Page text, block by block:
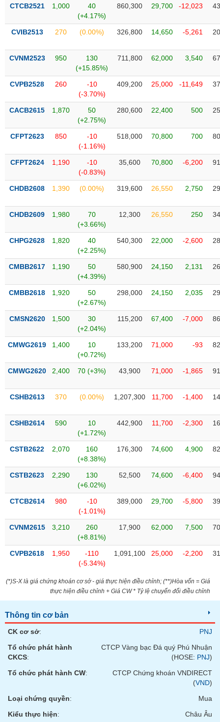
phiếu
chi
Tổng
Giao
Tài
Phân
kỹ
Hồ
doanh
nghiệp
Tin
tức
kiện
liệu
Tâm
lý
CTCB2521 1,000
40
(+4.17%)
860,300 29,700 -12,023
CVIB2513 270 (0.00%) 326,800 14,650 -5,261
CVNM2523 950
130
(+15.85%)
711,800 62,000 3,540
CVPB2528 260
-10
(-3.70%)
409,200 25,000 -11,649
CACB2615 1,870
50
(+2.75%)
280,600 22,400 500
CFPT2623 850
-10
(-1.16%)
518,000 70,800 700
CFPT2624 1,190
-10
(-0.83%)
35,600 70,800 -6,200
CHDB2608 1,390 (0.00%) 319,600 26,550 2,750
CHDB2609 1,980
70
(+3.66%)
12,300 26,550 250
CHPG2628 1,820
40
(+2.25%)
540,300 22,000 -2,600
CMBB2617 1,190
50
(+4.39%)
580,900 24,150 2,131
CMBB2618 1,920
50
(+2.67%)
298,000 24,150 2,035
CMSN2620 1,500
30
(+2.04%)
115,200 67,400 -7,000
CMWG2619 1,400
10
(+0.72%)
133,200 71,000 -93
CMWG2620 2,400 70 (+3%) 43,900 71,000 -1,865
CSHB2613 370 (0.00%) 1,207,300 11,700 -1,400
CSHB2614 590
10
(+1.72%)
442,900 11,700 -2,300
CSTB2622 2,070
160
(+8.38%)
176,300 74,600 4,900
CSTB2623 2,290
130
(+6.02%)
52,500 74,600 -6,400
CTCB2614 980
-10
(-1.01%)
389,000 29,700 -5,800
CVNM2615 3,210
260
(+8.81%)
17,900 62,000 7,500
CVPB2618 1,950
-110
(-5.34%)
1,091,100 25,000 -2,200
(*)S-X là giá chứng khoán cơ sở - giá thực hiện điều chỉnh; (**)Hòa vốn = Giá
thực hiện điều chỉnh + Giá CW * Tỷ lệ chuyển đổi điều chỉnh
Thông tin cơ bản
CK cơ sở:
PNJ
Tổ chức phát hành
CKCS:
CTCP Vàng bạc Đá quý Phú Nhuận
(HOSE: PNJ)
Tổ chức phát hành CW:
CTCP Chứng khoán VNDIRECT
(VND)
Loại chứng quyền:
Mua
Kiểu thực hiện: Châu Âu
TIN
SECTOR
NGUYÊN
LIỆU
TIÊU
KHÔNG
YẾU
TIÊU
DÙNG
CHĂM
SÓC
KHỎE
CHÍNH
CÔNG
NGHỆ
THÔNG
DỊCH